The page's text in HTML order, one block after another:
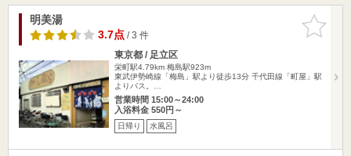
お気に入
りに追加
明美湯
3.7点/ 3 件
東京都 / 足立区
栄町駅4.79km 梅島駅923m
東武伊勢崎線「梅島」駅より徒歩13分 千代田線「町屋」駅
よりバス。…
営業時間 15:00～24:00
入浴料金 550円～
日帰り 水風呂